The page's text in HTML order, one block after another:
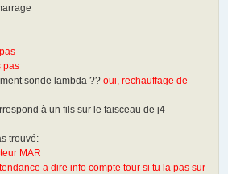
pas
sonde lambda ?? oui, rechauffage de
à un fils sur le faisceau de j4
trouvé:
MAR
a dire info compte tour si tu la pas sur